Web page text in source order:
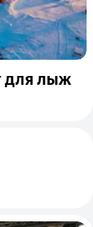
для лыж